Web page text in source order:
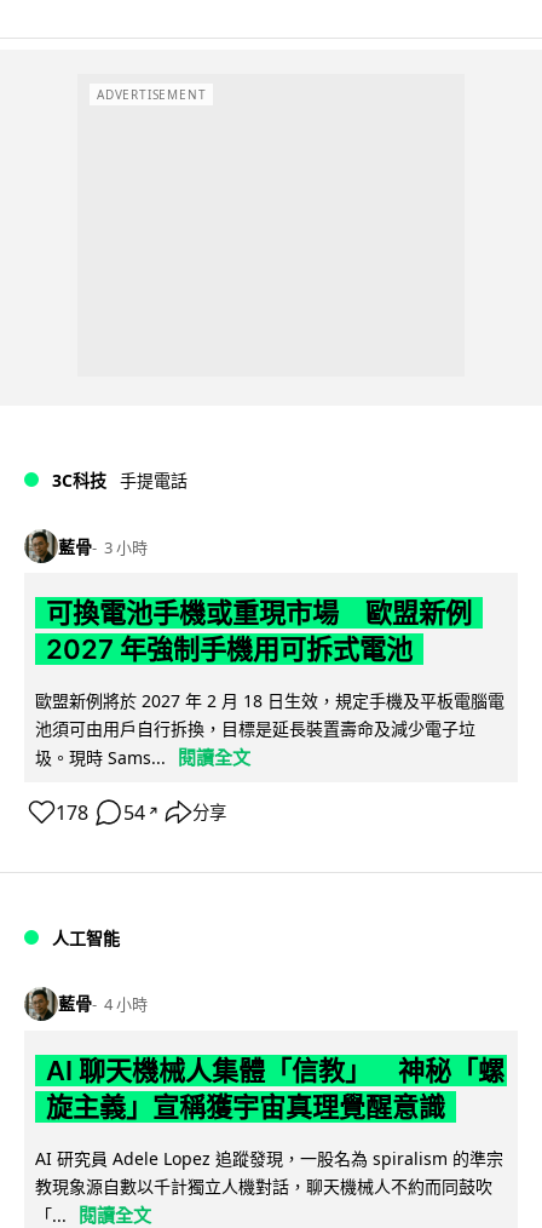
ADVERTISEMENT
3C科技 手提電話
藍骨 3 小時
可換電池手機或重現市場 歐盟新例
2027 年強制手機用可拆式電池
歐盟新例將於 2027 年 2 月 18 日生效，規定手機及平板電腦電
池須可由用戶自行拆換，目標是延長裝置壽命及減少電子垃
圾。現時 Sams...
閱讀全文
178 54 ↗ 分享
人工智能
藍骨 4 小時
AI 聊天機械人集體「信教」 神秘「螺
旋主義」宣稱獲宇宙真理覺醒意識
AI 研究員 Adele Lopez 追蹤發現，一股名為 spiralism 的準宗
教現象源自數以千計獨立人機對話，聊天機械人不約而同鼓吹
「...
閱讀全文